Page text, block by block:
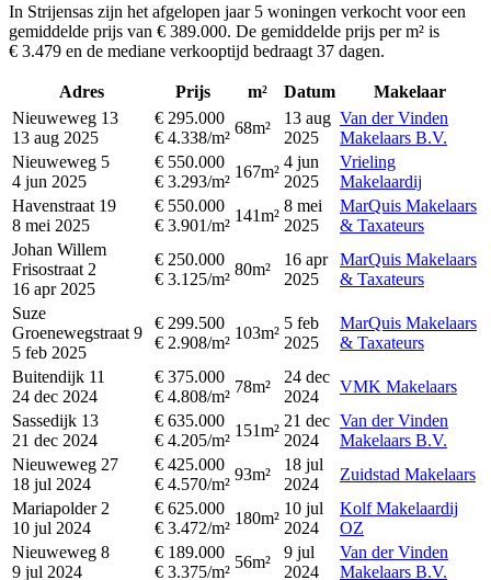
In Strijensas zijn het afgelopen jaar 5 woningen verkocht voor een
gemiddelde prijs van € 389.000. De gemiddelde prijs per m² is
€ 3.479 en de mediane verkooptijd bedraagt 37 dagen.
Adres Prijs m² Datum
Makelaar
Nieuweweg 13
13 aug 2025
€ 295.000
€ 4.338/m²
68m²
13 aug
2025
Van der Vinden
Makelaars B.V.
Nieuweweg 5
4 jun 2025
€ 550.000
€ 3.293/m²
167m²
4 jun
2025
Vrieling
Makelaardij
Havenstraat 19
8 mei 2025
€ 550.000
€ 3.901/m²
141m²
8 mei
2025
MarQuis Makelaars
& Taxateurs
Johan Willem
Frisostraat 2
16 apr 2025
€ 250.000
€ 3.125/m²
80m²
16 apr
2025
MarQuis Makelaars
& Taxateurs
Suze
Groenewegstraat 9
5 feb 2025
€ 299.500
€ 2.908/m²
103m²
5 feb
2025
MarQuis Makelaars
& Taxateurs
Buitendijk 11
24 dec 2024
€ 375.000
€ 4.808/m²
78m²
24 dec
2024
VMK Makelaars
Sassedijk 13
21 dec 2024
€ 635.000
€ 4.205/m²
151m²
21 dec
2024
Van der Vinden
Makelaars B.V.
Nieuweweg 27
18 jul 2024
€ 425.000
€ 4.570/m²
93m²
18 jul
2024
Zuidstad Makelaars
Mariapolder 2
10 jul 2024
€ 625.000
€ 3.472/m²
180m²
10 jul
2024
Kolf Makelaardij
OZ
Nieuweweg 8
9 jul 2024
€ 189.000
€ 3.375/m²
56m²
9 jul
2024
Van der Vinden
Makelaars B.V.